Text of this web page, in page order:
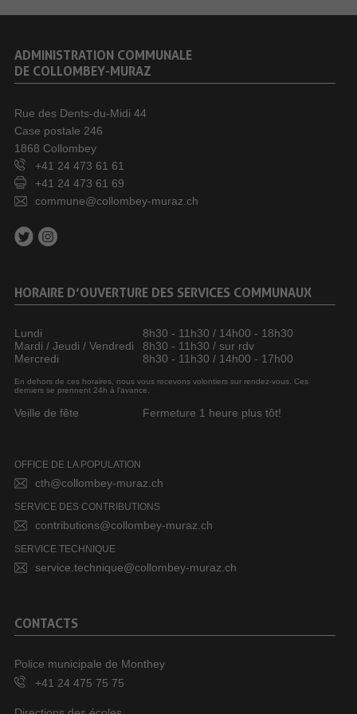
ADMINISTRATION COMMUNALE
DE COLLOMBEY-MURAZ
Rue des Dents-du-Midi 44
Case postale 246
1868 Collombey
+41 24 473 61 61
+41 24 473 61 69
commune@collombey-muraz.ch
HORAIRE D’OUVERTURE DES SERVICES COMMUNAUX
Lundi
8h30 - 11h30 / 14h00 - 18h30
Mardi / Jeudi / Vendredi
8h30 - 11h30 / sur rdv
Mercredi
8h30 - 11h30 / 14h00 - 17h00
En dehors de ces horaires, nous vous recevons volontiers sur rendez-vous. Ces
derniers se prennent 24h à l’avance.
Veille de fête Fermeture 1 heure plus tôt!
OFFICE DE LA POPULATION
cth@collombey-muraz.ch
SERVICE DES CONTRIBUTIONS
contributions@collombey-muraz.ch
SERVICE TECHNIQUE
service.technique@collombey-muraz.ch
CONTACTS
Police municipale de Monthey
+41 24 475 75 75